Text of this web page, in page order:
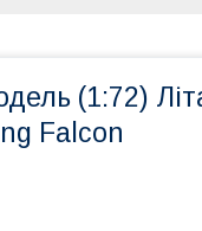
(1:72)
Falcon